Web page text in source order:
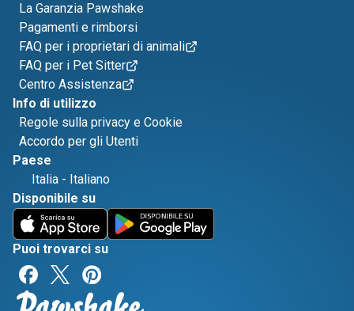
La Garanzia Pawshake
Pagamenti e rimborsi
FAQ per i proprietari di animali
FAQ per i Pet Sitter
Centro Assistenza
Info di utilizzo
Regole sulla privacy e Cookie
Accordo per gli Utenti
Paese
Italia - Italiano
Disponibile su
Puoi trovarci su